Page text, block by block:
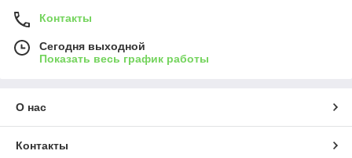
Контакты
Сегодня выходной
Показать весь график работы
О нас
Контакты